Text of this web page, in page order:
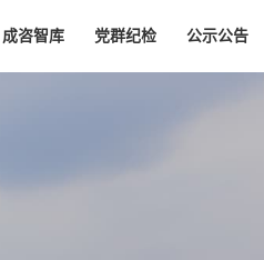
成咨智库 党群纪检 公示公告